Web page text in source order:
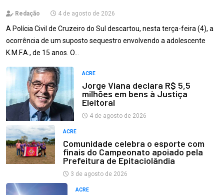
Redação 4 de agosto de 2026
A Polícia Civil de Cruzeiro do Sul descartou, nesta terça-feira (4), a
ocorrência de um suposto sequestro envolvendo a adolescente
K.M.F.A., de 15 anos. O…
ACRE
Jorge Viana declara R$ 5,5
milhões em bens à Justiça
Eleitoral
4 de agosto de 2026
ACRE
Comunidade celebra o esporte com
finais do Campeonato apoiado pela
Prefeitura de Epitaciolândia
3 de agosto de 2026
ACRE